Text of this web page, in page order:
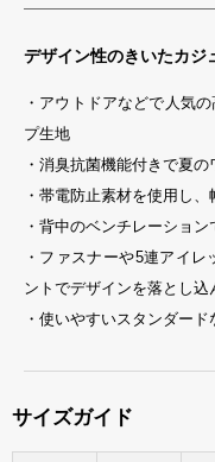
デザイン性のきいたカジ
・アウトドアなどで人気
プ生地
・消臭抗菌機能付きで夏
・帯電防止素材を使用し
・背中のベンチレーショ
・ファスナーや5連アイ
ントでデザインを落とし込
・使いやすいスタンダー
サイズガイド